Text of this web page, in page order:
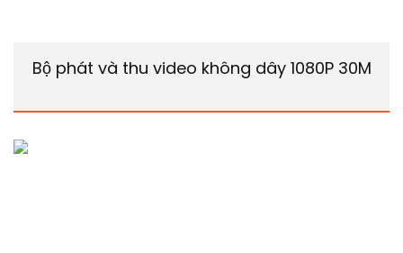
Bộ phát và thu video không dây 1080P 30M